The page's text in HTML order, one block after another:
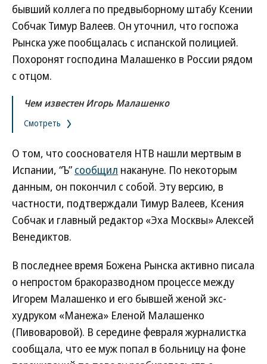
бывший коллега по предвыборному штабу Ксении
Собчак Тимур Валеев. Он уточнил, что госпожа
Рынска уже пообщалась с испанской полицией.
Похоронят господина Малашенко в России рядом
с отцом.
Чем известен Игорь Малашенко
Смотреть
О том, что сооснователя НТВ нашли мертвым в
Испании, “Ъ” сообщил накануне. По некоторым
данным, он покончил с собой. Эту версию, в
частности, подтверждали Тимур Валеев, Ксения
Собчак и главный редактор «Эха Москвы» Алексей
Венедиктов.
В последнее время Божена Рынска активно писала
о непростом бракоразводном процессе между
Игорем Малашенко и его бывшей женой экс-
худруком «Манежа» Еленой Малашенко
(Пивоваровой). В середине февраля журналистка
сообщала, что ее муж попал в больницу на фоне